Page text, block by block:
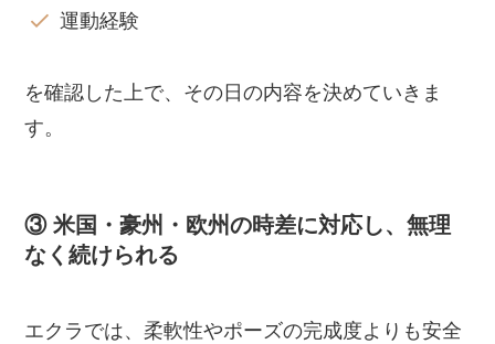
運動経験
を確認した上で、その日の内容を決めていきま
す。
③ 米国・豪州・欧州の時差に対応し、無理
なく続けられる
エクラでは、柔軟性やポーズの完成度よりも安全